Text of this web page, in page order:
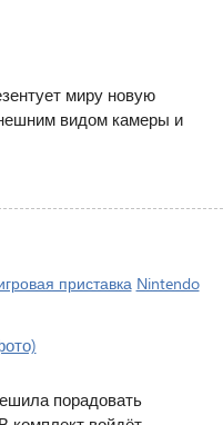
миру новую
видом камеры и
приставка Nintendo
порадовать